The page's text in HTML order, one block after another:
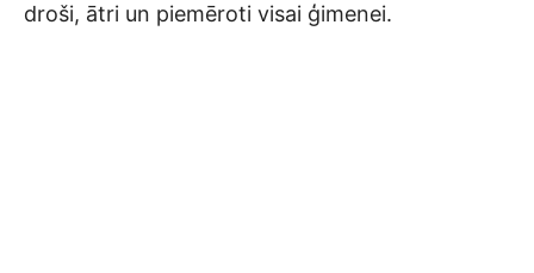
droši, ātri un piemēroti visai ģimenei.